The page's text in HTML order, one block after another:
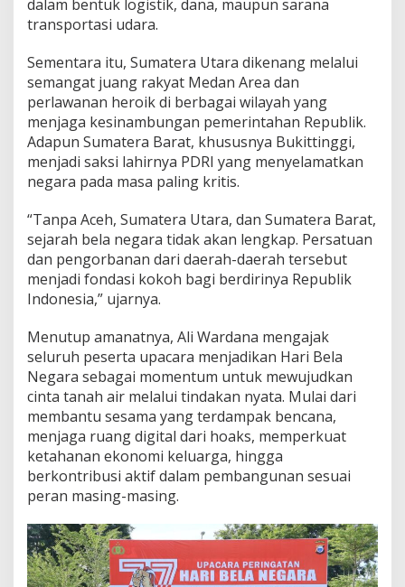
dalam bentuk logistik, dana, maupun sarana
transportasi udara.
Sementara itu, Sumatera Utara dikenang melalui
semangat juang rakyat Medan Area dan
perlawanan heroik di berbagai wilayah yang
menjaga kesinambungan pemerintahan Republik.
Adapun Sumatera Barat, khususnya Bukittinggi,
menjadi saksi lahirnya PDRI yang menyelamatkan
negara pada masa paling kritis.
“Tanpa Aceh, Sumatera Utara, dan Sumatera Barat,
sejarah bela negara tidak akan lengkap. Persatuan
dan pengorbanan dari daerah-daerah tersebut
menjadi fondasi kokoh bagi berdirinya Republik
Indonesia,” ujarnya.
Menutup amanatnya, Ali Wardana mengajak
seluruh peserta upacara menjadikan Hari Bela
Negara sebagai momentum untuk mewujudkan
cinta tanah air melalui tindakan nyata. Mulai dari
membantu sesama yang terdampak bencana,
menjaga ruang digital dari hoaks, memperkuat
ketahanan ekonomi keluarga, hingga
berkontribusi aktif dalam pembangunan sesuai
peran masing-masing.